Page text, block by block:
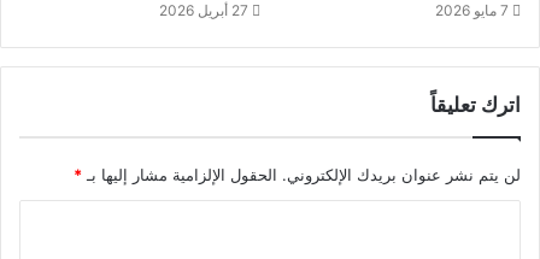
7 مايو 2026 27 أبريل 2026
اترك تعليقاً
لن يتم نشر عنوان بريدك الإلكتروني. الحقول الإلزامية مشار إليها بـ*